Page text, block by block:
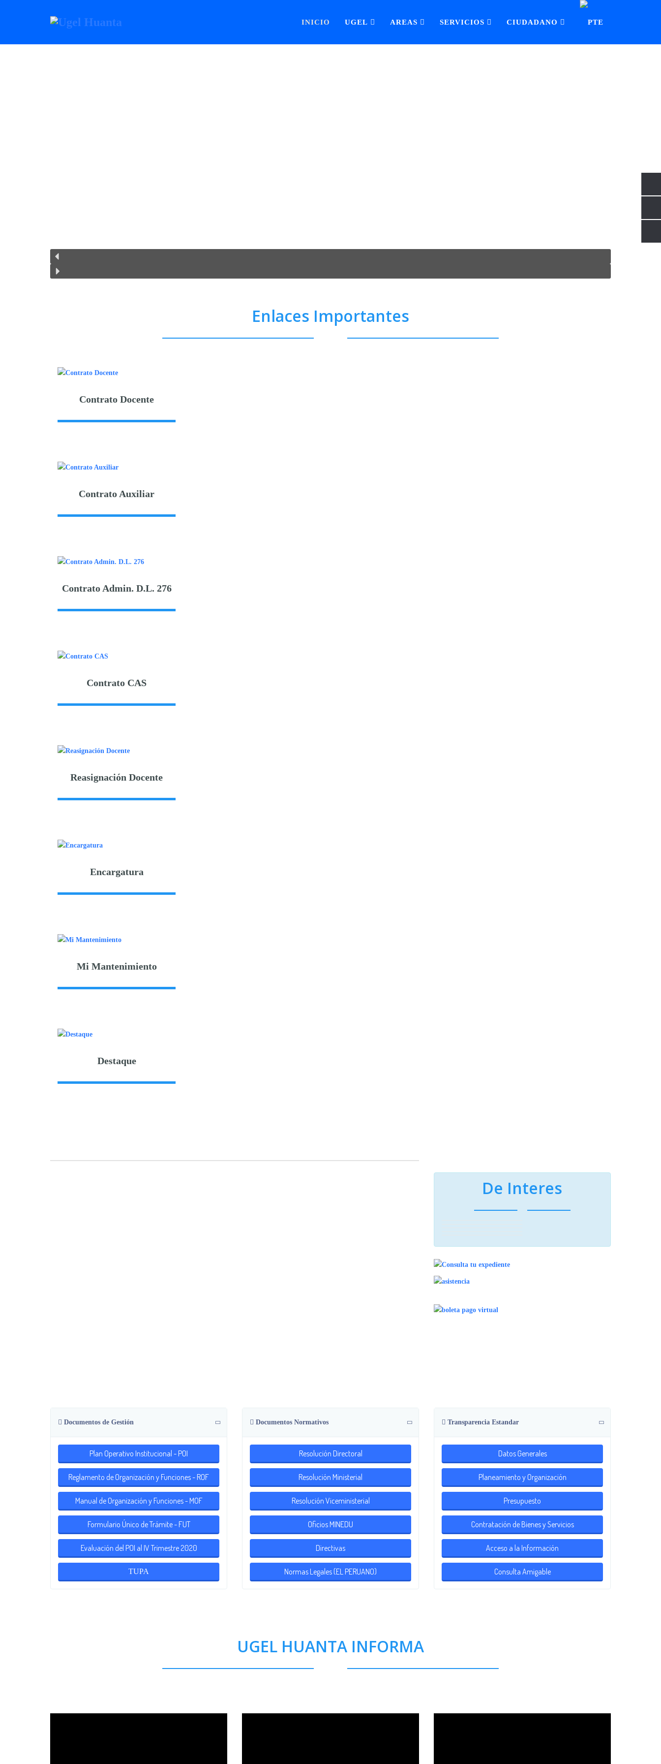
INICIO UGEL AREAS SERVICIOS CIUDADANO
Enlaces Importantes
Contrato Docente
Contrato Auxiliar
Contrato Admin. D.L. 276
Contrato CAS
Reasignación Docente
Encargatura
Mi Mantenimiento
Destaque
De Interes
Documentos de Gestión
Plan Operativo Institucional - POI
Reglamento de Organización y Funciones - ROF
Manual de Organización y Funciones - MOF
Formulario Único de Trámite - FUT
Evaluación del POI al IV Trimestre 2020
TUPA
Documentos Normativos
Resolución Directoral
Resolución Ministerial
Resolución Viceministerial
Oficios MINEDU
Directivas
Normas Legales (EL PERUANO)
Transparencia Estandar
Datos Generales
Planeamiento y Organización
Presupuesto
Contratación de Bienes y Servicios
Acceso a la Información
Consulta Amigable
UGEL HUANTA INFORMA